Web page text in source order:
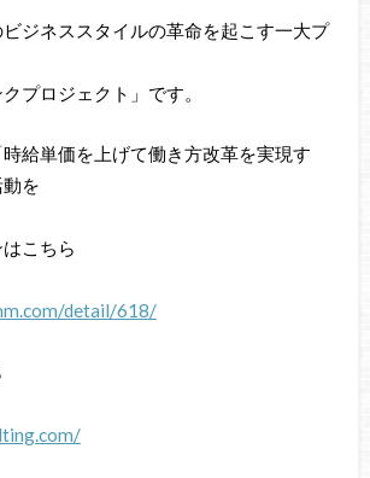
ビジネススタイルの革命を起こす一大プ
プロジェクト」です。
給単価を上げて働き方改革を実現す
を
こちら
detail/618/